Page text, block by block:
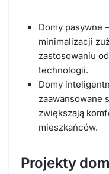
Domy pasywne
minimalizacji
zastosowaniu
technologii.
Domy
zaawansowane
zwiększają
mieszkańców.
Projekty